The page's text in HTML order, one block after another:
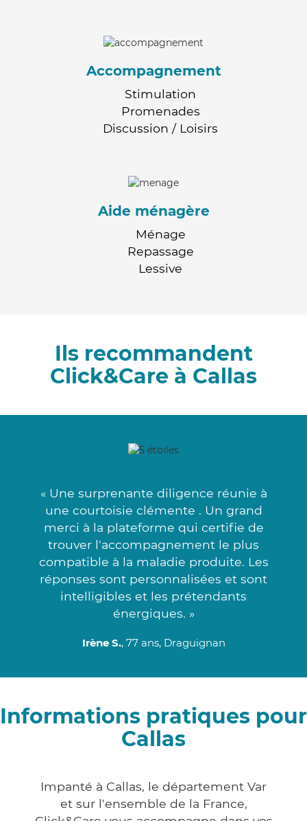
Accompagnement
Stimulation
Promenades
Discussion / Loisirs
Aide ménagère
Ménage
Repassage
Lessive
Ils recommandent
Click&Care à Callas
« Une surprenante diligence réunie à
une courtoisie clémente . Un grand
merci à la plateforme qui certifie de
trouver l'accompagnement le plus
compatible à la maladie produite. Les
réponses sont personnalisées et sont
intelligibles et les prétendants
énergiques. »
Irène S., 77 ans, Draguignan
Informations pratiques pour
Callas
Impanté à Callas, le département Var
et sur l'ensemble de la France,